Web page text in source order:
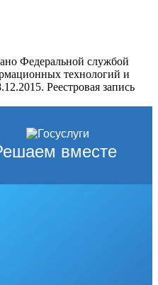
Федеральной службой
технологий и
Реестровая запись
вместе